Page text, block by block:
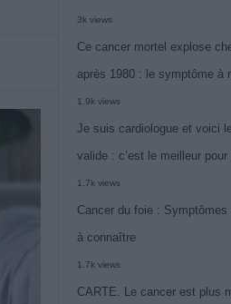
3k views
Ce cancer mortel explose
après 1980 : le symptôme à
1.9k views
Je suis cardiologue et voici
valide : c’est le meilleur
1.7k views
Cancer du foie :
à connaître
1.7k views
CARTE. Le cancer est plus